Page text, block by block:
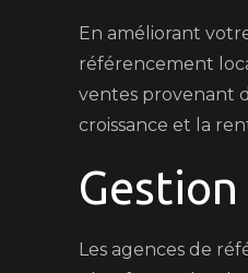
En améliorant
référencement
ventes provenant
croissance et la
Les agences de